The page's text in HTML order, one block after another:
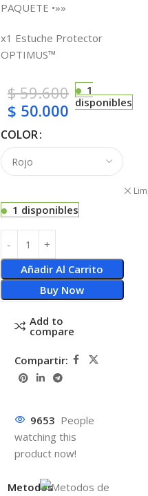
PAQUETE •»»
x1 Estuche Protector
OPTIMUS™
$59.600
$ 50.000
1
disponibles
COLOR
1 disponibles
Añadir Al Carrito
Buy Now
Add to
compare
Compartir:
9653 People
watching this
product now!
Metodos